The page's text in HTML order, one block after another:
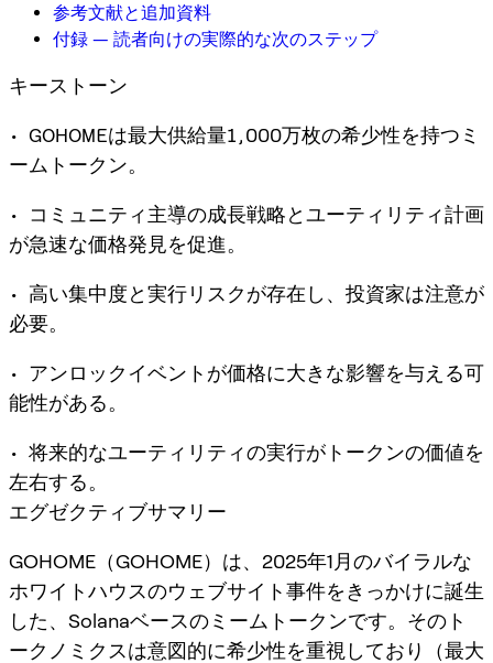
参考文献と追加資料
付録 — 読者向けの実際的な次のステップ
キーストーン
• GOHOMEは最大供給量1,000万枚の希少性を持つミ
ームトークン。
• コミュニティ主導の成長戦略とユーティリティ計画
が急速な価格発見を促進。
• 高い集中度と実行リスクが存在し、投資家は注意が
必要。
• アンロックイベントが価格に大きな影響を与える可
能性がある。
• 将来的なユーティリティの実行がトークンの価値を
左右する。
エグゼクティブサマリー
GOHOME（GOHOME）は、2025年1月のバイラルな
ホワイトハウスのウェブサイト事件をきっかけに誕生
した、Solanaベースのミームトークンです。そのト
ークノミクスは意図的に希少性を重視しており（最大